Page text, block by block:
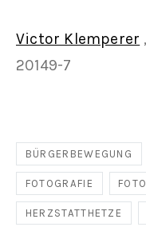
Victor Klemperer
20149-7
BÜRGERBEWEGUNG
FOTOGRAFIE
HERZSTATTHETZE